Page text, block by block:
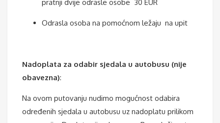
pratnji dvije odrasle osobe 30 EUR
Odrasla osoba na pomoćnom ležaju na upit
Nadoplata za odabir sjedala u autobusu (nije
obavezna):
Na ovom putovanju nudimo mogućnost odabira
određenih sjedala u autobusu uz nadoplatu prilikom